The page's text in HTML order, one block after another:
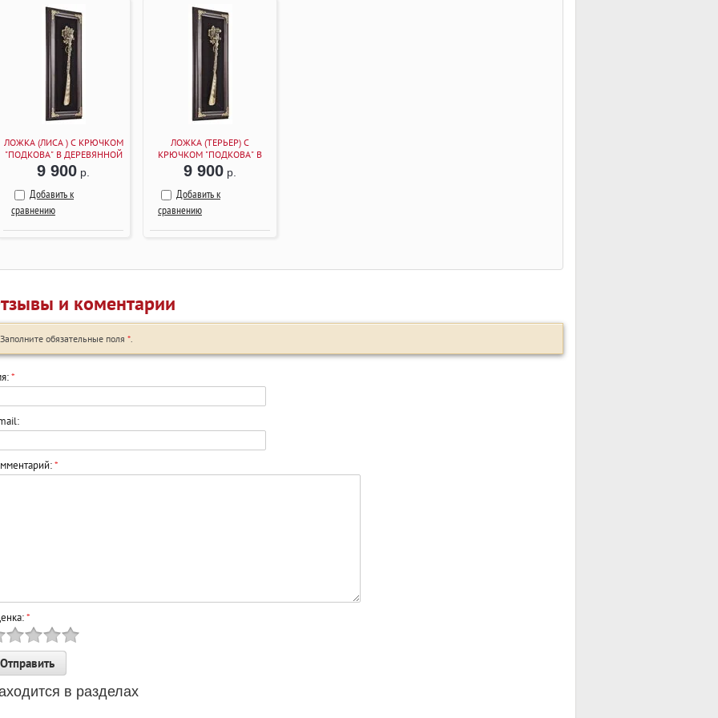
ЛОЖКА (ЛИСА ) С КРЮЧКОМ
"ПОДКОВА" В ДЕРЕВЯННОЙ
РАМКЕ (ВЕНГЕ)
9 900 р.
Добавить к
сравнению
ЛОЖКА (ТЕРЬЕР) С
КРЮЧКОМ "ПОДКОВА" В
ДЕРЕВЯННОЙ РАМКЕ
(ВЕНГЕ)
9 900 р.
Добавить к
сравнению
и коментарии
Заполните обязательные поля *.
*
*
*
в разделах